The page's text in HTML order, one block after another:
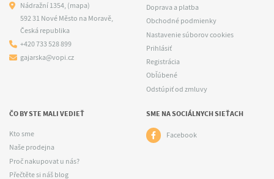
Nádražní 1354, (mapa)
592 31 Nové Město na Moravě,
Česká republika
+420 733 528 899
gajarska@vopi.cz
Doprava a platba
Obchodné podmienky
Nastavenie súborov cookies
Prihlásiť
Registrácia
Obľúbené
Odstúpiť od zmluvy
ČO BY STE MALI VEDIEŤ
Kto sme
Naše prodejna
Proč nakupovat u nás?
Přečtěte si náš blog
SME NA SOCIÁLNYCH SIEŤACH
Facebook